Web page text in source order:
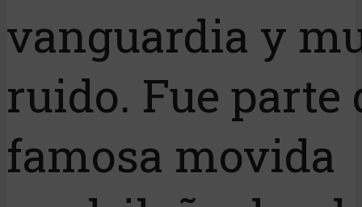
vanguardia y
ruido. Fue parte
famosa movida